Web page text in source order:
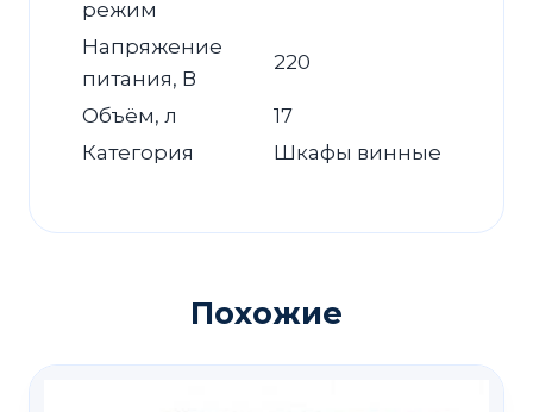
режим
Напряжение
питания, В
220
Объём, л
17
Категория
Шкафы винные
Похожие